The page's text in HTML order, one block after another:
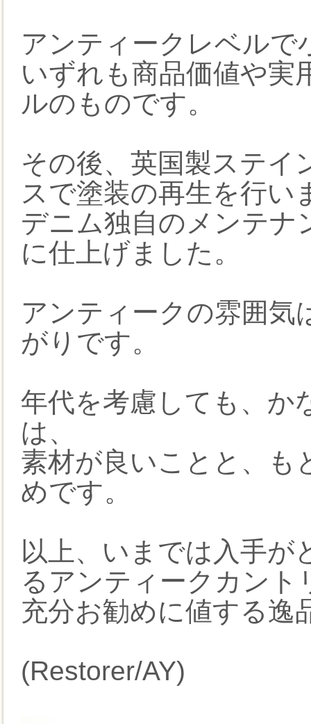
アンティークレベルで
いずれも商品価値や実
ルのものです。
その後、英国製ステイ
スで塗装の再生を行い
デニム独自のメンテナ
に仕上げました。
アンティークの雰囲気
がりです。
年代を考慮しても、か
は、
素材が良いことと、も
めです。
以上、いまでは入手
るアンティークカント
充分お勧めに値する逸
(Restorer/AY)